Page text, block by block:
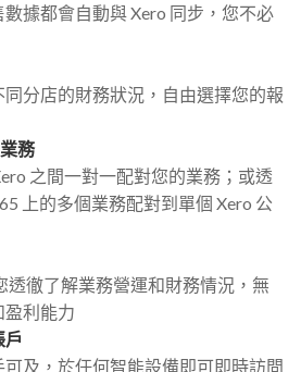
據都會自動與 Xero 同步，您不必
分店的財務狀況，自由選擇您的報
務
之間一對一配對您的業務；或透
上的多個業務配對到單個 Xero 公
透徹了解業務營運和財務情況，無
利能力
戶
及，於任何智能設備即可即時訪問